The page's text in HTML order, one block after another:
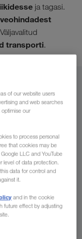
ja tagasi.
transporti.
of our website users
and web searches
our
to process personal
that cookies may be
LLC and YouTube
level of data protection.
data for control and
it.
and in the cookie
future effect by adjusting